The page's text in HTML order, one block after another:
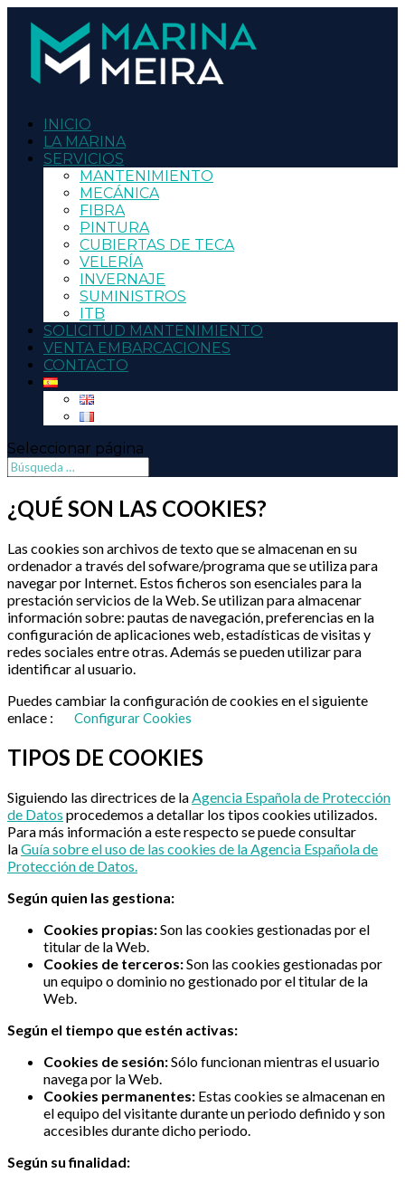
INICIO
LA MARINA
SERVICIOS
MANTENIMIENTO
MECÁNICA
FIBRA
PINTURA
CUBIERTAS DE TECA
VELERÍA
INVERNAJE
SUMINISTROS
ITB
SOLICITUD MANTENIMIENTO
VENTA EMBARCACIONES
CONTACTO
Seleccionar página
¿QUÉ SON LAS COOKIES?
Las cookies son archivos de texto que se almacenan en su
ordenador a través del sofware/programa que se utiliza para
navegar por Internet. Estos ficheros son esenciales para la
prestación servicios de la Web. Se utilizan para almacenar
información sobre: pautas de navegación, preferencias en la
configuración de aplicaciones web, estadísticas de visitas y
redes sociales entre otras. Además se pueden utilizar para
identificar al usuario.
Puedes cambiar la configuración de cookies en el siguiente
enlace :
Configurar Cookies
TIPOS DE COOKIES
Siguiendo las directrices de la Agencia Española de Protección
de Datos procedemos a detallar los tipos cookies utilizados.
Para más información a este respecto se puede consultar
laGuía sobre el uso de las cookies de la Agencia Española de
Protección de Datos.
Según quien las gestiona:
Cookies propias:Son las cookies gestionadas por el
titular de la Web.
Cookies de terceros:Son las cookies gestionadas por
un equipo o dominio no gestionado por el titular de la
Web.
Según el tiempo que estén activas:
Cookies de sesión:Sólo funcionan mientras el usuario
navega por la Web.
Cookies permanentes: Estas cookies se almacenan en
el equipo del visitante durante un periodo definido y son
accesibles durante dicho periodo.
Según su finalidad: